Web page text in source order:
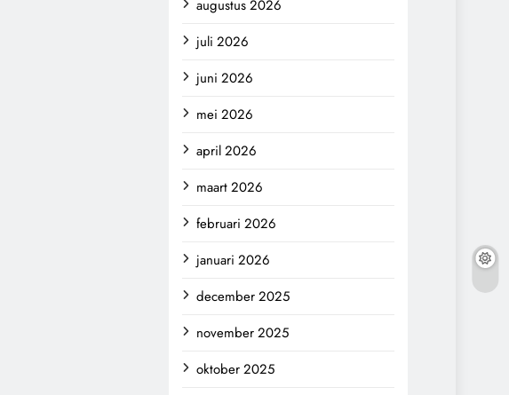
augustus 2026
juli 2026
juni 2026
mei 2026
april 2026
maart 2026
februari 2026
januari 2026
december 2025
november 2025
oktober 2025